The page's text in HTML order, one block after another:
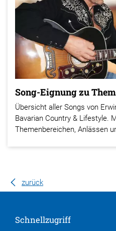
Song-Eignung zu
Übersicht aller Songs von
Bavarian Country & Lifestyle.
Themenbereichen, Anlässen
zurück
Schnellzugriff